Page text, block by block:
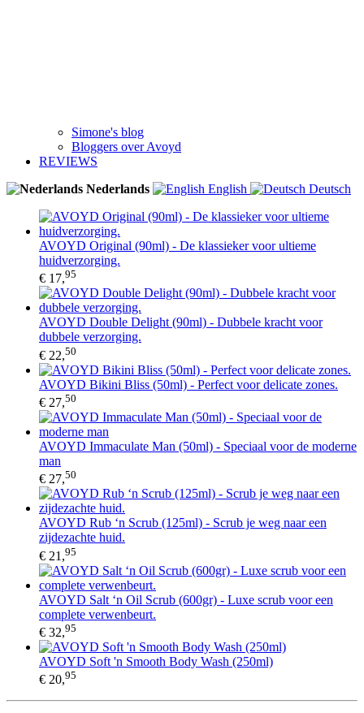
Simone's blog
Bloggers over Avoyd
REVIEWS
Nederlands
English Deutsch
AVOYD Original (90ml) - De klassieker voor ultieme
huidverzorging.
€ 17,95
AVOYD Double Delight (90ml) - Dubbele kracht voor
dubbele verzorging.
€ 22,50
AVOYD Bikini Bliss (50ml) - Perfect voor delicate zones.
€ 27,50
AVOYD Immaculate Man (50ml) - Speciaal voor de moderne
man
€ 27,50
AVOYD Rub ‘n Scrub (125ml) - Scrub je weg naar een
zijdezachte huid.
€ 21,95
AVOYD Salt ‘n Oil Scrub (600gr) - Luxe scrub voor een
complete verwenbeurt.
€ 32,95
AVOYD Soft 'n Smooth Body Wash (250ml)
€ 20,95